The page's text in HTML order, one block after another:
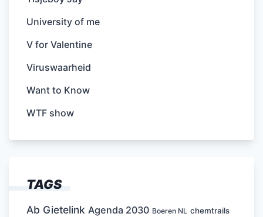
University of me
V for Valentine
Viruswaarheid
Want to Know
WTF show
TAGS
Ab Gietelink Agenda 2030 Boeren NL chemtrails